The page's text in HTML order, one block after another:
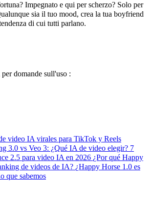
Impegnato e qui per scherzo? Solo per
sia il tuo mood, crea la tua boyfriend
di cui tutti parlano.
domande sull'uso :
video IA virales para TikTok y Reels
3.0 vs Veo 3: ¿Qué IA de video elegir? 7
2.5 para video IA en 2026 ¿Por qué Happy
de videos de IA? ¿Happy Horse 1.0 es
que sabemos